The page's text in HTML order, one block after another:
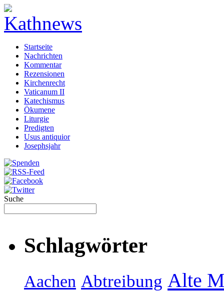
Startseite
Nachrichten
Kommentar
Rezensionen
Kirchenrecht
Vaticanum II
Katechismus
Ökumene
Liturgie
Predigten
Usus antiquior
Josephsjahr
Suche
Schlagwörter
Aachen Abtreibung Alte